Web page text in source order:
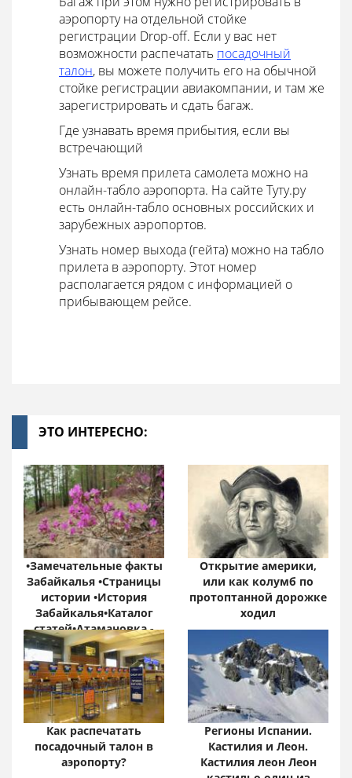
аэропорту на отдельной стойке
регистрации Drop-off. Если у вас нет
возможности распечатать посадочный
талон, вы можете получить его на обычной
стойке регистрации авиакомпании, и там же
зарегистрировать и сдать багаж.
Где узнавать время прибытия, если вы
встречающий
Узнать время прилета самолета можно на
онлайн-табло аэропорта. На сайте Туту.ру
есть онлайн-табло основных российских и
зарубежных аэропортов.
Узнать номер выхода (гейта) можно на табло
прилета в аэропорту. Этот номер
располагается рядом с информацией о
прибывающем рейсе.
ЭТО ИНТЕРЕСНО:
•Замечательные факты
Забайкалья •Страницы
истории •История
Забайкалья•Каталог
статей•Атамановка -
Онлайн•
Забайкальский край:
цифры и факты
Открытие америки,
или как колумб по
протоптанной дорожке
ходил
Как распечатать
посадочный талон в
аэропорту?
Регионы Испании.
Кастилия и Леон.
Кастилия леон Леон